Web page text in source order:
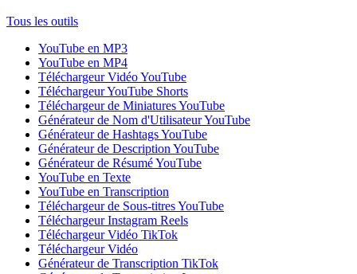
Tous les outils
YouTube en MP3
YouTube en MP4
Téléchargeur Vidéo YouTube
Téléchargeur YouTube Shorts
Téléchargeur de Miniatures YouTube
Générateur de Nom d'Utilisateur YouTube
Générateur de Hashtags YouTube
Générateur de Description YouTube
Générateur de Résumé YouTube
YouTube en Texte
YouTube en Transcription
Téléchargeur de Sous-titres YouTube
Téléchargeur Instagram Reels
Téléchargeur Vidéo TikTok
Téléchargeur Vidéo
Générateur de Transcription TikTok